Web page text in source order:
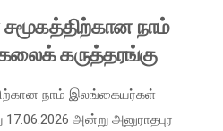
நாம்
கருத்தரங்கு
நாம் இலங்கையர்கள்
அன்று அனுராதபுர